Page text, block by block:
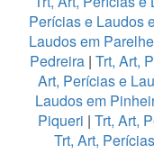
Perícias e Laudos
Laudos em
Pedreira | Trt, Art,
Art, Perícias e
Laudos em
Piqueri | Trt, Art,
Trt, Art,